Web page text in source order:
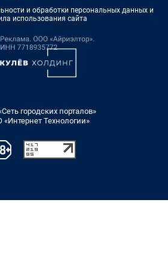
и обработки персональных данных и
использования сайта
городских порталов»
Технологии»